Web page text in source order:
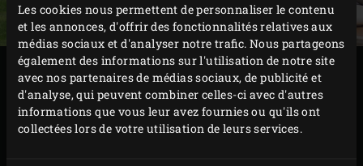
Les cookies nous permettent de personnaliser le contenu
et les annonces, d'offrir des fonctionnalités relatives aux
médias sociaux et d'analyser notre trafic. Nous partageons
également des informations sur l'utilisation de notre site
avec nos partenaires de médias sociaux, de publicité et
d'analyse, qui peuvent combiner celles-ci avec d'autres
informations que vous leur avez fournies ou qu'ils ont
collectées lors de votre utilisation de leurs services.
Les salades sont parfaites lorsque l’on a envie d’un repas
sain et facile à préparer, pour un déjeuner sans chichis ou
un dîner simplissime. Que vous optiez pour une salade
repas purement végétarienne ou avec du poisson ou de la